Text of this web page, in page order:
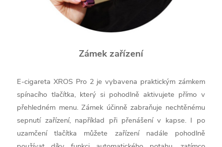
Zámek zařízení
E-cigareta XROS Pro 2 je vybavena praktickým zámkem
spínacího tlačítka, který si pohodlně aktivujete přímo v
přehledném menu. Zámek účinně zabraňuje nechtěnému
sepnutí zařízení, například při přenášení v kapse. I po
uzamčení tlačítka můžete zařízení nadále pohodlně